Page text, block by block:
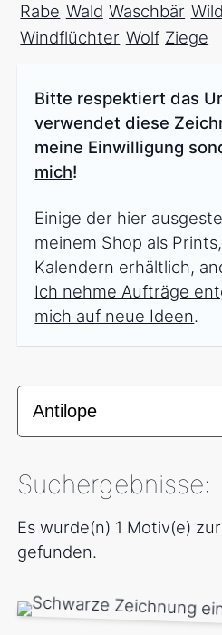
Rabe Wald Waschbär
Windflüchter Wolf Ziege
Bitte respektiert das
verwendet diese
meine Einwilligung
mich!
Einige der hier
meinem Shop als
Kalendern erhältlich,
Ich nehme Aufträge
mich auf neue Ideen.
Suchergebnisse:
Es wurde(n) 1 Motiv(e)
gefunden.